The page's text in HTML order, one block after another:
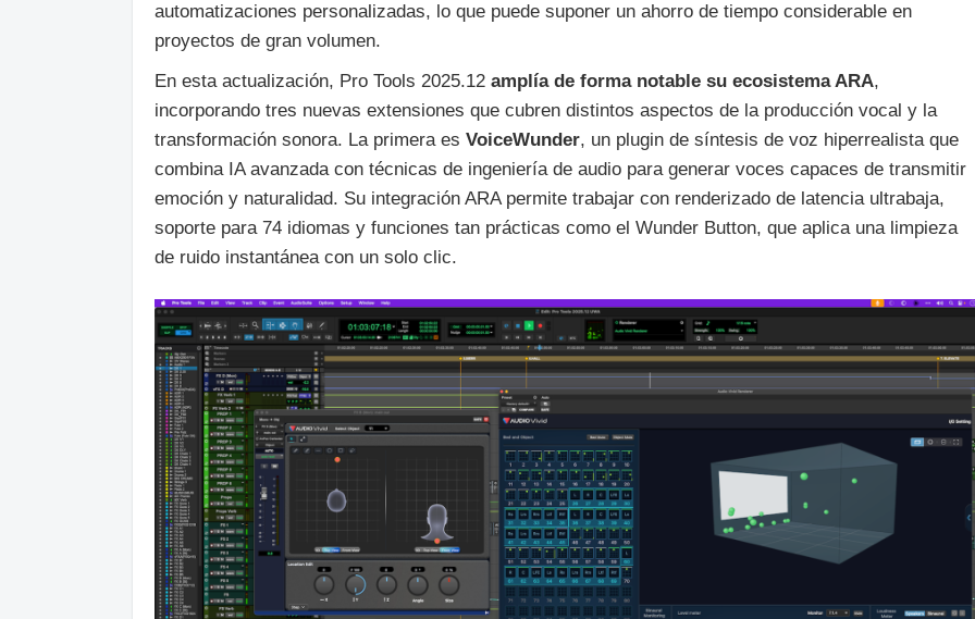
automatizaciones personalizadas, lo que puede suponer un ahorro de tiempo considerable en
proyectos de gran volumen.
En esta actualización, Pro Tools 2025.12 amplía de forma notable su ecosistema ARA,
incorporando tres nuevas extensiones que cubren distintos aspectos de la producción vocal y la
transformación sonora. La primera es VoiceWunder, un plugin de síntesis de voz hiperrealista que
combina IA avanzada con técnicas de ingeniería de audio para generar voces capaces de transmitir
emoción y naturalidad. Su integración ARA permite trabajar con renderizado de latencia ultrabaja,
soporte para 74 idiomas y funciones tan prácticas como el Wunder Button, que aplica una limpieza
de ruido instantánea con un solo clic.